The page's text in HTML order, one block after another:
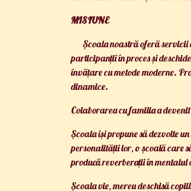
MISIUNE
Școala noastră oferă
participanții în proces și
învățare cu metode moderne.
dinamice.
Colaborarea cu familia a
Școala își propune să dezvolte
personalității lor, o școală care
producă reverberații în
Școala vie, mereu deschisă